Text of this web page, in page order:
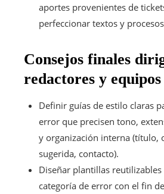
aportes provenientes de
perfeccionar textos y
Consejos finales
redactores y equipos
Definir guías de estilo claras
error que precisen tono,
y organización interna (título,
sugerida, contacto).
Diseñar plantillas reutilizables
categoría de error con el fin